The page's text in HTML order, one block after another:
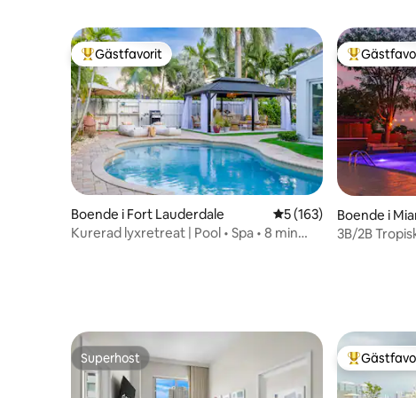
Populär gästfavorit
Gästfavorit
Boende i Fort Lauderdale 5 av 5 i genomsnittligt
5 (163)
Kurerad lyxretreat | Pool • Spa • 8 min
Populär
Boende i
3B/2B
Superhost
Superhost Populär